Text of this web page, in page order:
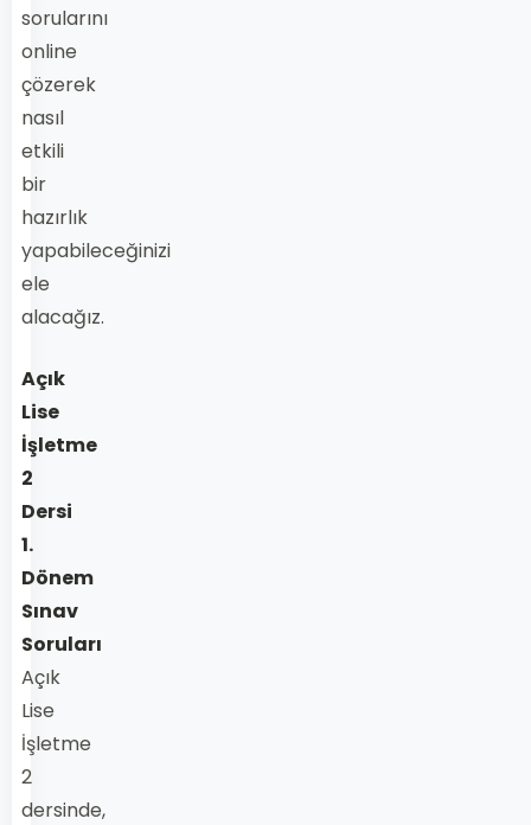
sorularını
online
çözerek
nasıl
etkili
bir
hazırlık
yapabileceğinizi
ele
alacağız.
Açık
Lise
İşletme
2
Dersi
1.
Dönem
Sınav
Soruları
Açık
Lise
İşletme
2
dersinde,